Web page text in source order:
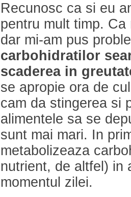
Recunosc ca si eu
pentru mult timp.
dar mi-am pus
carbohidratilor
scaderea in
se apropie ora de
cam da stingerea si
alimentele sa se
sunt mai mari. In
metabolizeaza
nutrient, de altfel) in
momentul zilei.